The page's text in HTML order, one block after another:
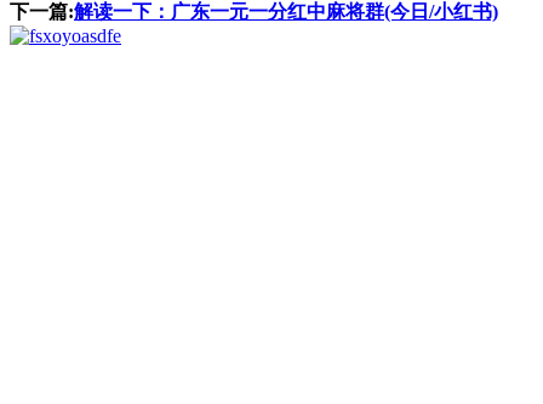
下一篇:解读一下：广东一元一分红中麻将群(今日/小红书)
asdfe